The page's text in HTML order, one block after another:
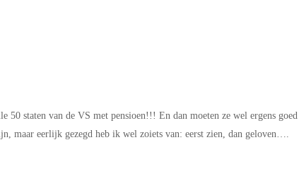
50 staten van de VS met pensioen!!! En dan moeten ze wel ergens goed
maar eerlijk gezegd heb ik wel zoiets van: eerst zien, dan geloven….